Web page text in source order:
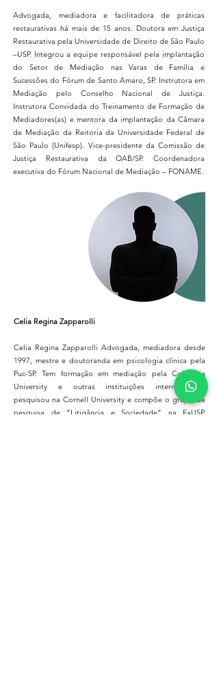
Advogada, mediadora e facilitadora de práticas
restaurativas há mais de 15 anos. Doutora em Justiça
Restaurativa pela Universidade de Direito de São Paulo
–USP. Integrou a equipe responsável pela implantação
do Setor de Mediação nas Varas de Família e
Sucessões do Fórum de Santo Amaro, SP. Instrutora em
Mediação pelo Conselho Nacional de Justiça.
Instrutora Convidada do Treinamento de Formação de
Mediadores(as) e mentora da implantação da Câmara
de Mediação da Reitoria da Universidade Federal de
São Paulo (Unifesp). Vice-presidente da Comissão de
Justiça Restaurativa da OAB/SP. Coordenadora
executiva do Fórum Nacional de Mediação – FONAME.
Celia Regina Zapparolli
Celia Regina Zapparolli Advogada, mediadora desde
1997, mestre e doutoranda em psicologia clínica pela
Puc-SP. Tem formação em mediação pela Columbia
University e outras instituições internacionais,
pesquisou na Cornell University e compõe o grupo de
pesquisa de “Litigância e Sociedade” na FaUSP,